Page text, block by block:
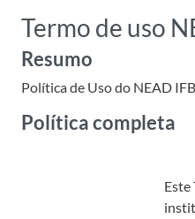
Termo de uso
Resumo
Política de Uso do NEAD IFB
Política completa
Este